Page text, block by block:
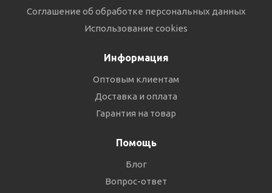
Соглашение об обработке персональных данных
Использование cookies
Информация
Оптовым клиентам
Доставка и оплата
Гарантия на товар
Помощь
Блог
Вопрос-ответ